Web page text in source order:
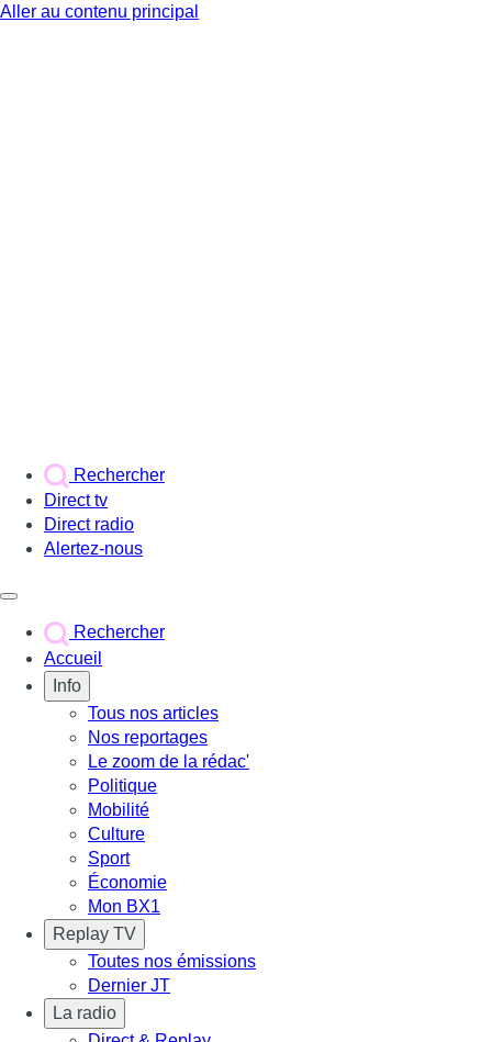
Aller au contenu principal
Rechercher
Direct tv
Direct radio
Alertez-nous
Rechercher
Accueil
Info
Tous nos articles
Nos reportages
Le zoom de la rédac'
Politique
Mobilité
Culture
Sport
Économie
Mon BX1
Replay TV
Toutes nos émissions
Dernier JT
La radio